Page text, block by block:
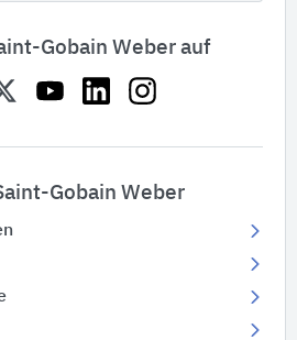
Gobain Weber auf
Gobain Weber